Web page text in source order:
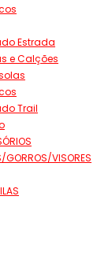
Estrada
e Calções
Trail
GORROS/VISORES